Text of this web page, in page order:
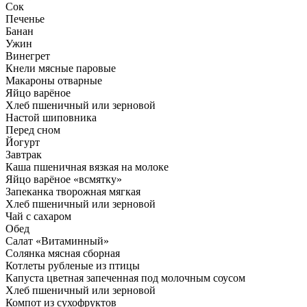
Сок
Печенье
Банан
Ужин
Винегрет
Кнели мясные паровые
Макароны отварные
Яйцо варёное
Хлеб пшеничный или зерновой
Настой шиповника
Перед сном
Йогурт
Завтрак
Каша пшеничная вязкая на молоке
Яйцо варёное «всмятку»
Запеканка творожная мягкая
Хлеб пшеничный или зерновой
Чай с сахаром
Обед
Салат «Витаминный»
Солянка мясная сборная
Котлеты рубленые из птицы
Капуста цветная запеченная под молочным соусом
Хлеб пшеничный или зерновой
Компот из сухофруктов